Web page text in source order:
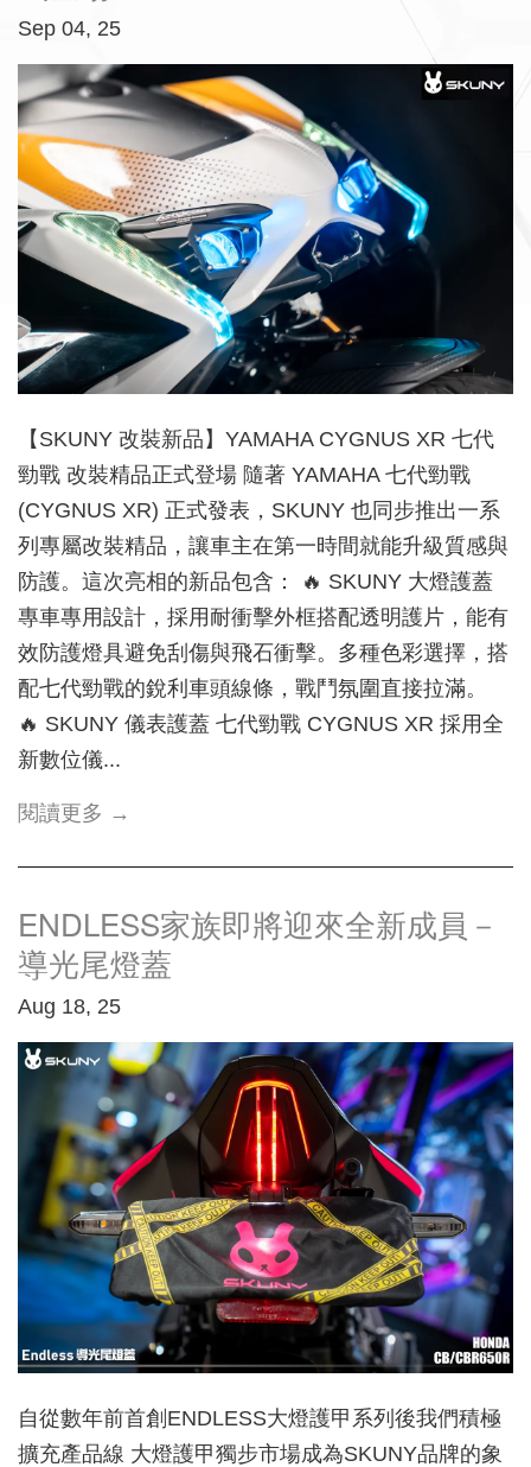
Sep 04, 25
【SKUNY 改裝新品】YAMAHA CYGNUS XR 七代
勁戰 改裝精品正式登場 隨著 YAMAHA 七代勁戰
(CYGNUS XR) 正式發表，SKUNY 也同步推出一系
列專屬改裝精品，讓車主在第一時間就能升級質感與
防護。這次亮相的新品包含： 🔥 SKUNY 大燈護蓋
專車專用設計，採用耐衝擊外框搭配透明護片，能有
效防護燈具避免刮傷與飛石衝擊。多種色彩選擇，搭
配七代勁戰的銳利車頭線條，戰鬥氛圍直接拉滿。
🔥 SKUNY 儀表護蓋 七代勁戰 CYGNUS XR 採用全
新數位儀...
閱讀更多 →
ENDLESS家族即將迎來全新成員－
導光尾燈蓋
Aug 18, 25
自從數年前首創ENDLESS大燈護甲系列後我們積極
擴充產品線 大燈護甲獨步市場成為SKUNY品牌的象